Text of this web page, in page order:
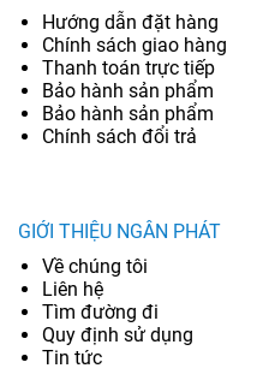
Hướng dẫn đặt hàng
Chính sách giao hàng
Thanh toán trực tiếp
Bảo hành sản phẩm
Bảo hành sản phẩm
Chính sách đổi trả
GIỚI THIỆU NGÂN PHÁT
Về chúng tôi
Liên hệ
Tìm đường đi
Quy định sử dụng
Tin tức